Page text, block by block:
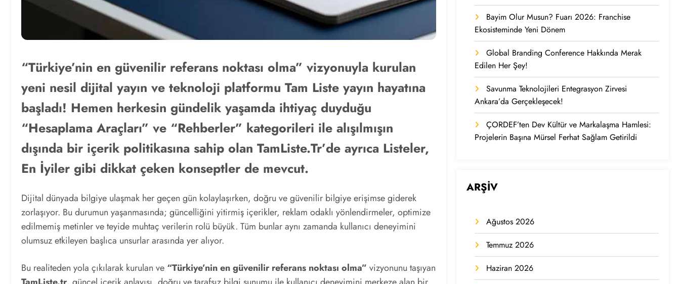
“Türkiye’nin en güvenilir referans noktası olma” vizyonuyla kurulan
yeni nesil dijital yayın ve teknoloji platformu Tam Liste yayın hayatına
başladı! Hemen herkesin gündelik yaşamda ihtiyaç duyduğu
“Hesaplama Araçları” ve “Rehberler” kategorileri ile alışılmışın
dışında bir içerik politikasına sahip olan TamListe.Tr’de ayrıca Listeler,
En İyiler gibi dikkat çeken konseptler de mevcut.
Dijital dünyada bilgiye ulaşmak her geçen gün kolaylaşırken, doğru ve güvenilir bilgiye erişimse giderek
zorlaşıyor. Bu durumun yaşanmasında; güncelliğini yitirmiş içerikler, reklam odaklı yönlendirmeler, optimize
edilmemiş metinler ve teyide muhtaç verilerin rolü büyük. Tüm bunlar aynı zamanda kullanıcı deneyimini
olumsuz etkileyen başlıca unsurlar arasında yer alıyor.
Bu realiteden yola çıkılarak kurulan ve “Türkiye’nin en güvenilir referans noktası olma” vizyonunu taşıyan
Bayim Olur Musun? Fuarı 2026: Franchise
Ekosisteminde Yeni Dönem
Global Branding Conference Hakkında Merak
Edilen Her Şey!
Savunma Teknolojileri Entegrasyon Zirvesi
Ankara’da Gerçekleşecek!
ÇORDEF’ten Dev Kültür ve Markalaşma Hamlesi:
Projelerin Başına Mürsel Ferhat Sağlam Getirildi
ARŞİV
Ağustos 2026
Temmuz 2026
Haziran 2026